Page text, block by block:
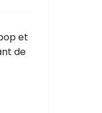
et
de